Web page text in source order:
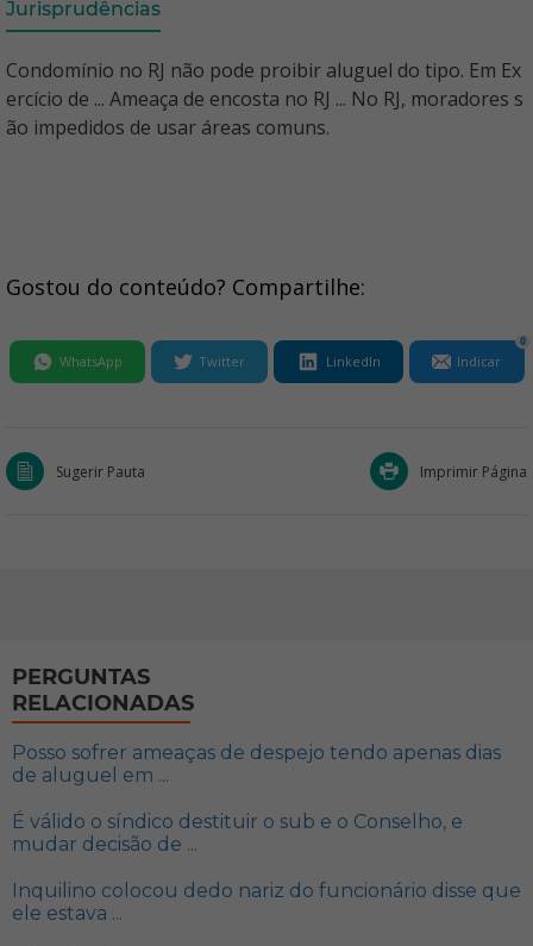
Jurisprudências
Condomínio no RJ não pode proibir aluguel do tipo. Em Ex
ercício de ... Ameaça de encosta no RJ ... No RJ, moradores s
ão impedidos de usar áreas comuns.
Gostou do conteúdo? Compartilhe:
WhatsApp Twitter LinkedIn Indicar
0
Sugerir Pauta Imprimir Página
PERGUNTAS
RELACIONADAS
Posso sofrer ameaças de despejo tendo apenas dias
de aluguel em ...
É válido o síndico destituir o sub e o Conselho, e
mudar decisão de ...
Inquilino colocou dedo nariz do funcionário disse que
ele estava ...